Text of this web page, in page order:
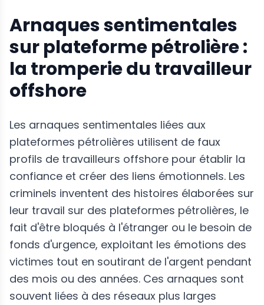
Arnaques sentimentales
sur plateforme pétrolière :
la tromperie du travailleur
offshore
Les arnaques sentimentales liées aux
plateformes pétrolières utilisent de faux
profils de travailleurs offshore pour établir la
confiance et créer des liens émotionnels. Les
criminels inventent des histoires élaborées sur
leur travail sur des plateformes pétrolières, le
fait d'être bloqués à l'étranger ou le besoin de
fonds d'urgence, exploitant les émotions des
victimes tout en soutirant de l'argent pendant
des mois ou des années. Ces arnaques sont
souvent liées à des réseaux plus larges